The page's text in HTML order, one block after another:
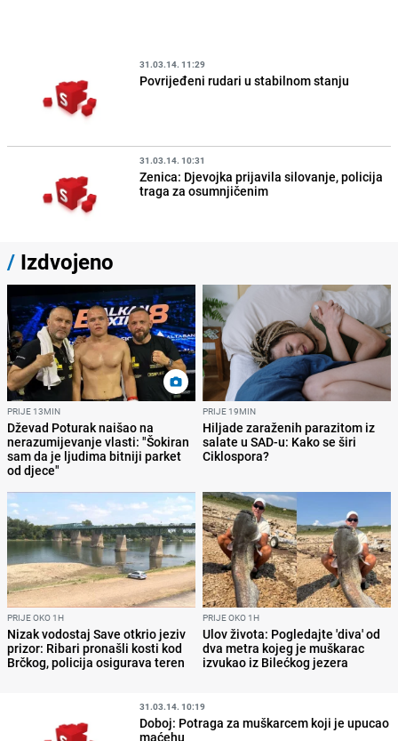
31.03.14. 11:29
Povrijeđeni rudari u stabilnom stanju
31.03.14. 10:31
Zenica: Djevojka prijavila silovanje, policija
traga za osumnjičenim
/ Izdvojeno
PRIJE 13MIN
Dževad Poturak naišao na
nerazumijevanje vlasti: "Šokiran
sam da je ljudima bitniji parket
od djece"
PRIJE 19MIN
Hiljade zaraženih parazitom iz
salate u SAD-u: Kako se širi
Ciklospora?
PRIJE OKO 1H
Nizak vodostaj Save otkrio jeziv
prizor: Ribari pronašli kosti kod
Brčkog, policija osigurava teren
PRIJE OKO 1H
Ulov života: Pogledajte 'diva' od
dva metra kojeg je muškarac
izvukao iz Bilećkog jezera
31.03.14. 10:19
Doboj: Potraga za muškarcem koji je upucao
maćehu